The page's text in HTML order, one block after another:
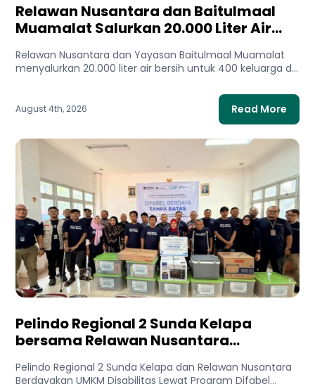
Relawan Nusantara dan Baitulmaal
Muamalat Salurkan 20.000 Liter Air
Relawan Nusantara dan Yayasan Baitulmaal Muamalat
menyalurkan 20.000 liter air bersih untuk 400 keluarga di
August 4th, 2026 Read More
Pelindo Regional 2 Sunda Kelapa
bersama Relawan Nusantara
Tanpa Batas untuk Mendukung UMKM
Pelindo Regional 2 Sunda Kelapa dan Relawan Nusantara
Berdayakan UMKM Disabilitas Lewat Program Difabel